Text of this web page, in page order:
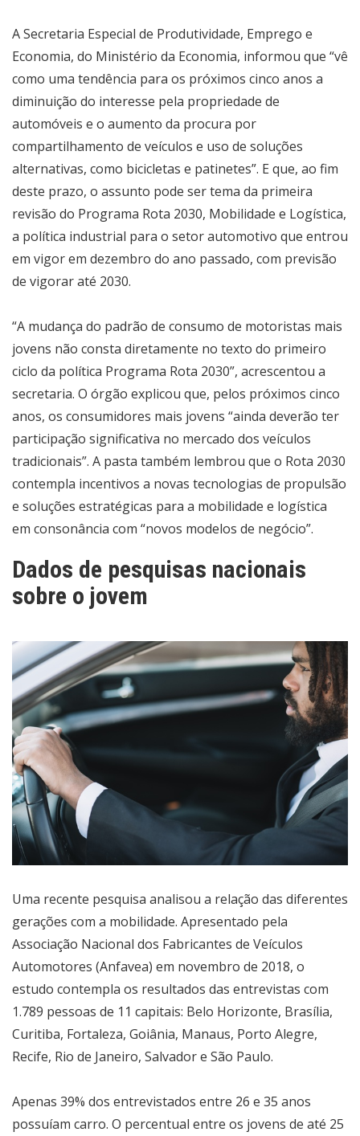
A Secretaria Especial de Produtividade, Emprego e
Economia, do Ministério da Economia, informou que “vê
como uma tendência para os próximos cinco anos a
diminuição do interesse pela propriedade de
automóveis e o aumento da procura por
compartilhamento de veículos e uso de soluções
alternativas, como bicicletas e patinetes”. E que, ao fim
deste prazo, o assunto pode ser tema da primeira
revisão do Programa Rota 2030, Mobilidade e Logística,
a política industrial para o setor automotivo que entrou
em vigor em dezembro do ano passado, com previsão
de vigorar até 2030.
“A mudança do padrão de consumo de motoristas mais
jovens não consta diretamente no texto do primeiro
ciclo da política Programa Rota 2030”, acrescentou a
secretaria. O órgão explicou que, pelos próximos cinco
anos, os consumidores mais jovens “ainda deverão ter
participação significativa no mercado dos veículos
tradicionais”. A pasta também lembrou que o Rota 2030
contempla incentivos a novas tecnologias de propulsão
e soluções estratégicas para a mobilidade e logística
em consonância com “novos modelos de negócio”.
Dados de pesquisas nacionais
sobre o jovem
Uma recente pesquisa analisou a relação das diferentes
gerações com a mobilidade. Apresentado pela
Associação Nacional dos Fabricantes de Veículos
Automotores (Anfavea) em novembro de 2018, o
estudo contempla os resultados das entrevistas com
1.789 pessoas de 11 capitais: Belo Horizonte, Brasília,
Curitiba, Fortaleza, Goiânia, Manaus, Porto Alegre,
Recife, Rio de Janeiro, Salvador e São Paulo.
Apenas 39% dos entrevistados entre 26 e 35 anos
possuíam carro. O percentual entre os jovens de até 25